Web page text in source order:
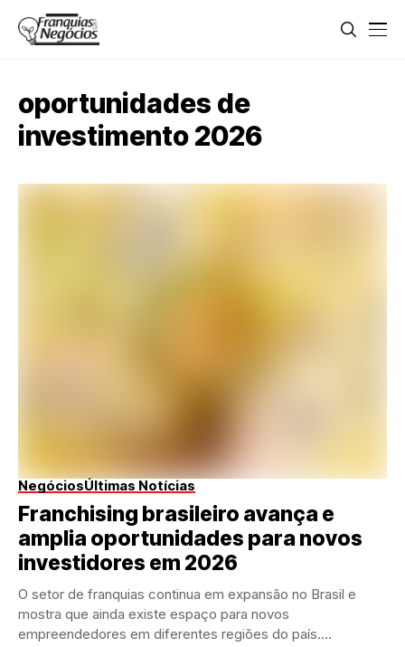
oportunidades de
investimento 2026
NegóciosÚltimas Notícias
Franchising brasileiro avança e
amplia oportunidades para novos
investidores em 2026
O setor de franquias continua em expansão no Brasil e
mostra que ainda existe espaço para novos
empreendedores em diferentes regiões do país....